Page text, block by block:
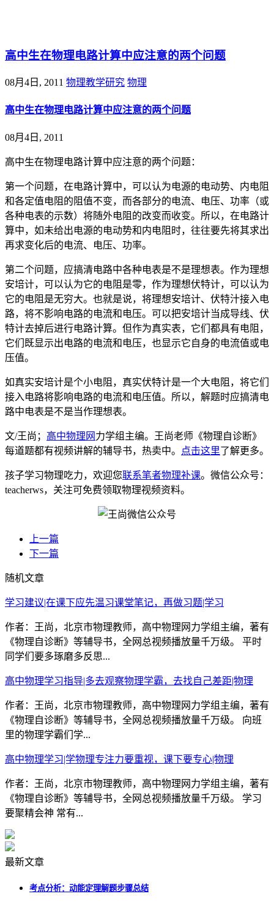
高中生在物理电路计算中应注意的两个问题
08月4日, 2011 物理教学研究 物理
高中生在物理电路计算中应注意的两个问题
08月4日, 2011
高中生在物理电路计算中应注意的两个问题：
第一个问题，在电路计算中，可以认为电源的电动势、内电阻
和各定值电阻的阻值不变，而各部分的电流、电压、功率（或
各种电表的示数）将随外电阻的改变而收变。所以，在电路计
算中，如未给出电源的电动势和内电阻时，往往要先将其求出
再求变化后的电流、电压、功率。
第二个问题，应搞清电路中各种电表是不是理想表。作为理想
安培计，可以认为它的电阻是零，作为理想伏特计，可以认为
它的电阻是无穷大。也就是说，将理想安培计、伏特汁接入电
路，将不影响电路的电流和电压。可以把安培计当成导线、伏
特计去掉后进行电路计算。但作为真实表，它们都具有电阻，
它们既显示出电路的电流和电压，也显示它自身的电流值或电
压值。
如真实安培计是个小电阻，真实伏特计是一个大电阻，将它们
接入电路将影响电路的电流和电压值。所以，解题时应搞清电
路中电表是不是当作理想表。
文/王尚； 高中物理网 力学组主编。王尚老师《物理自诊断》
每道题都有视频讲解的辅导书，热卖中。
点击这里了解更多。
孩子学习物理吃力，欢迎您联系笔者物理补课。微信公众号：
teacherws，关注可免费领取物理视频资料。
上一篇
下一篇
随机文章
学习建议|在课下应先温习课堂笔记，再做习题|学习
作者：王尚，北京市物理教师，高中物理网力学组主编，著有
《物理自诊断》等辅导书，全网总视频播放量千万级。 平时
同学们要多琢磨多反思...
高中物理学习指导|多去观察物理学霸，去找自己差距|物理
作者：王尚，北京市物理教师，高中物理网力学组主编，著有
《物理自诊断》等辅导书，全网总视频播放量千万级。 向班
里的物理学霸们学...
高中物理学习|学物理专注力要重视，课下要专心|物理
作者：王尚，北京市物理教师，高中物理网力学组主编，著有
《物理自诊断》等辅导书，全网总视频播放量千万级。 学习
要聚精会神 常有...
最新文章
考点分析：动能定理解题步骤总结